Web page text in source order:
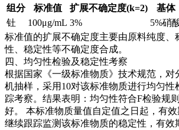
组分
标准值 扩展不确定度(k=2)
基体
钍
100μg/mL 3%
5%硝
标准值的扩展不确定度主要由原料纯度、
性、稳定性等不确定度合成。
四、均匀性检验及稳定性考察
根据国家《一级标准物质》技术规范，对
机抽样，采用10对该标准物质进行均匀性
踪考察。结果表明：均匀性符合F检验规
好。 本标准物质量值自定值之日起，有
继续跟踪监测该标准物质的稳定性，有效